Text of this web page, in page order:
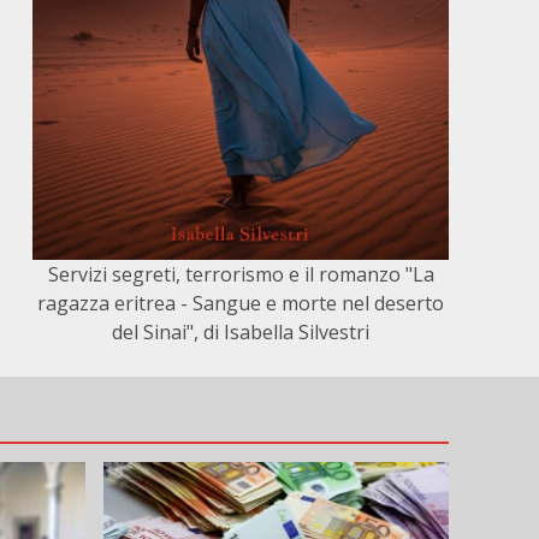
Servizi segreti, terrorismo e il romanzo "La
ragazza eritrea - Sangue e morte nel deserto
del Sinai", di Isabella Silvestri